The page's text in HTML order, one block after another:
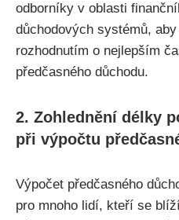
odborníky v oblasti
důchodových systémů,
rozhodnutím o nejlepším
předčasného důchodu.
2. Zohlednění délky
při výpočtu
Výpočet předčasného
pro mnoho lidí, kteří se